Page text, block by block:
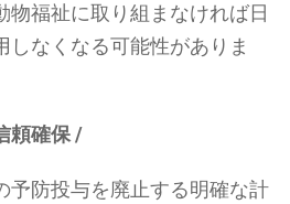
物福祉に取り組まなければ日
しなくなる可能性がありま
頼確保 /
予防投与を廃止する明確な計